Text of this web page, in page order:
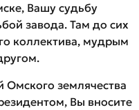
Вашу судьбу
завода. Там до сих
коллектива, мудрым
Омского землячества
Вы вносите